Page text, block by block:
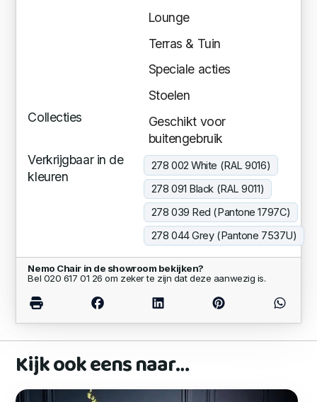
Lounge
Terras & Tuin
Speciale acties
Stoelen
Collecties
Geschikt voor
buitengebruik
Verkrijgbaar in de
kleuren
278 002 White (RAL 9016)
278 091 Black (RAL 9011)
278 039 Red (Pantone 1797C)
278 044 Grey (Pantone 7537U)
Nemo Chair in de showroom bekijken?
Bel 020 617 01 26 om zeker te zijn dat deze aanwezig is.
Kijk ook eens naar…